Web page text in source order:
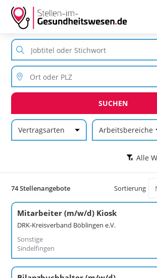
SUCHEN
Vertragsarten Arbeitsbereiche
Alle
74 Stellenangebote Sortierung
Mitarbeiter (m/w/d) Kiosk
DRK-Kreisverband Böblingen e.V.
Sonstige
Sindelfingen